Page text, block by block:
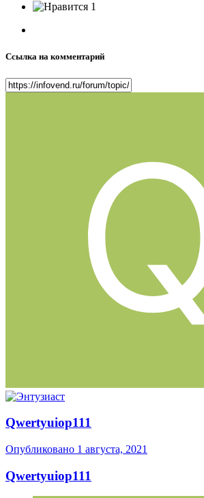
1
Ссылка на комментарий
Qwertyuiop111
Опубликовано 1 августа, 2021
Qwertyuiop111